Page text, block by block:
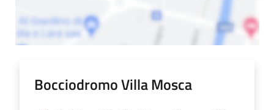
Bocciodromo Villa Mosca